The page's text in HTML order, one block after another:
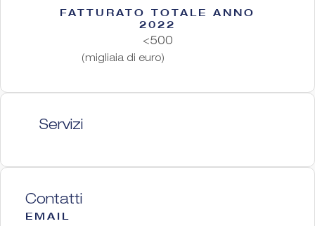
FATTURATO TOTALE ANNO
2022
<500
(migliaia di euro)
Servizi
Contatti
EMAIL